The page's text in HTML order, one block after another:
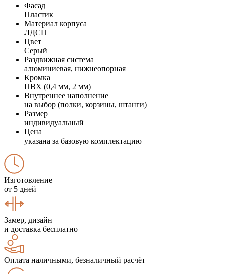
Фасад
Пластик
Материал корпуса
ЛДСП
Цвет
Серый
Раздвижная система
алюминиевая, нижнеопорная
Кромка
ПВХ (0,4 мм, 2 мм)
Внутреннее наполнение
на выбор (полки, корзины, штанги)
Размер
индивидуальный
Цена
указана за базовую комплектацию
Изготовление
от 5 дней
Замер, дизайн
и доставка бесплатно
Оплата наличными, безналичный расчёт